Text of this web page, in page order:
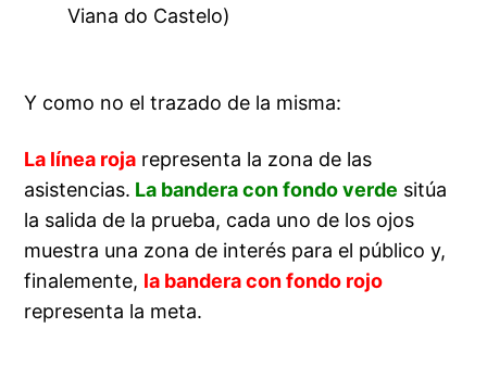
Viana do Castelo)
Y como no el trazado de la misma:
La línea roja representa la zona de las
asistencias. La bandera con fondo verde sitúa
la salida de la prueba, cada uno de los ojos
muestra una zona de interés para el público y,
finalemente, la bandera con fondo rojo
representa la meta.